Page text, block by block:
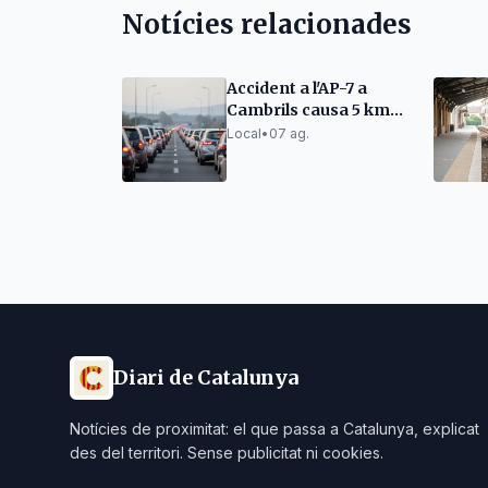
Notícies relacionades
Accident a l'AP-7 a
Cambrils causa 5 km
de retencions
Local• 07 ag.
Diari de Catalunya
Notícies de proximitat: el que passa a Catalunya, explicat
des del territori. Sense publicitat ni cookies.